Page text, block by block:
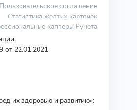
Пользовательское соглашение
Статистика желтых карточек
капперы Рунета
от 22.01.2021
их здоровью и развитию»: